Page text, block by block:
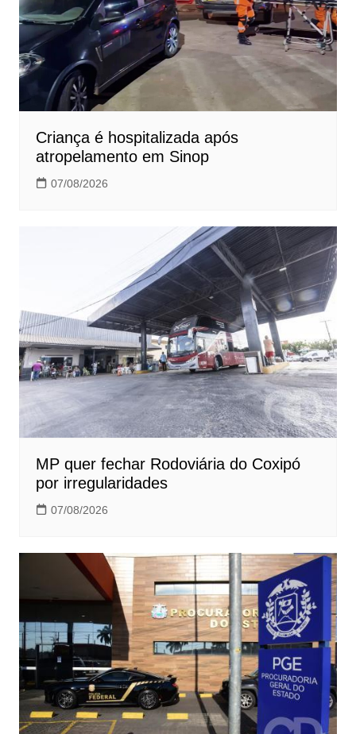
Criança é hospitalizada após
atropelamento em Sinop
07/08/2026
MP quer fechar Rodoviária do Coxipó
por irregularidades
07/08/2026